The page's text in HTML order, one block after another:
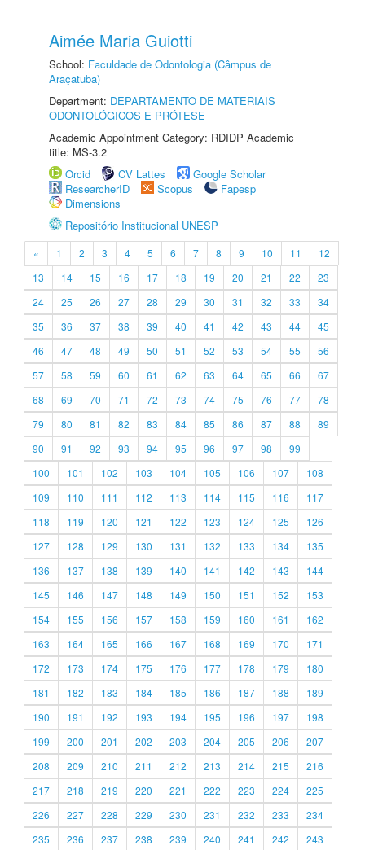
Aimée Maria Guiotti
School: Faculdade de Odontologia (Câmpus de
Araçatuba)
Department: DEPARTAMENTO DE MATERIAIS
ODONTOLÓGICOS E PRÓTESE
Academic Appointment Category: RDIDP Academic
title: MS-3.2
Orcid
CV Lattes
Google Scholar
ResearcherID
Scopus
Fapesp
Dimensions
Repositório Institucional UNESP
« 1 2 3 4 5 6 7 8 9 10 11
12
13
14 15 16 17 18 19 20 21 22
23
24
25 26 27 28 29 30 31 32 33
34
35
36 37 38 39 40 41 42 43 44
45
46
47 48 49 50 51 52 53 54 55
56
57
58 59 60 61 62 63 64 65 66
67
68
69 70 71 72 73 74 75 76 77
78
79
80 81 82 83 84 85 86 87 88
89
90
91 92 93 94 95 96 97 98
99
100
101 102 103 104 105 106 107
108
109
110 111 112 113 114 115 116
117
118
119 120 121 122 123 124 125
126
127
128 129 130 131 132 133 134
135
136
137 138 139 140 141 142 143
144
145
146 147 148 149 150 151 152
153
154
155 156 157 158 159 160 161
162
163
164 165 166 167 168 169 170
171
172
173 174 175 176 177 178 179
180
181
182 183 184 185 186 187 188
189
190
191 192 193 194 195 196 197
198
199
200 201 202 203 204 205 206
207
208
209 210 211 212 213 214 215
216
217
218 219 220 221 222 223 224
225
226
227 228 229 230 231 232 233
234
235
236 237 238 239 240 241 242 243